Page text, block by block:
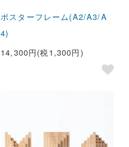
ポスターフレーム(A2/A3/A
4)
14,300円(税1,300円)